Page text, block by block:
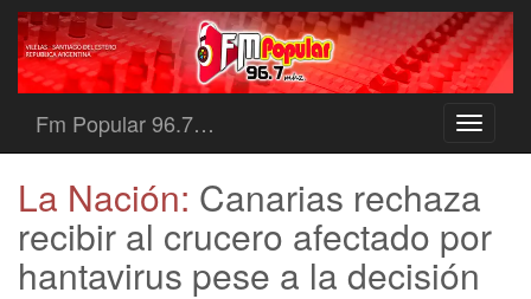
Toggle
Fm Popular 96.7…
La Nación: Canarias rechaza
recibir al crucero afectado por
hantavirus pese a la decisión